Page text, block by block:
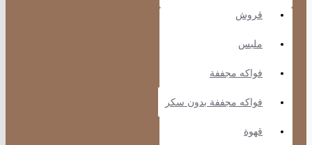
قروش
ملبس
فواكه مجففة
فواكه مجففة بدون سكر
قهوة